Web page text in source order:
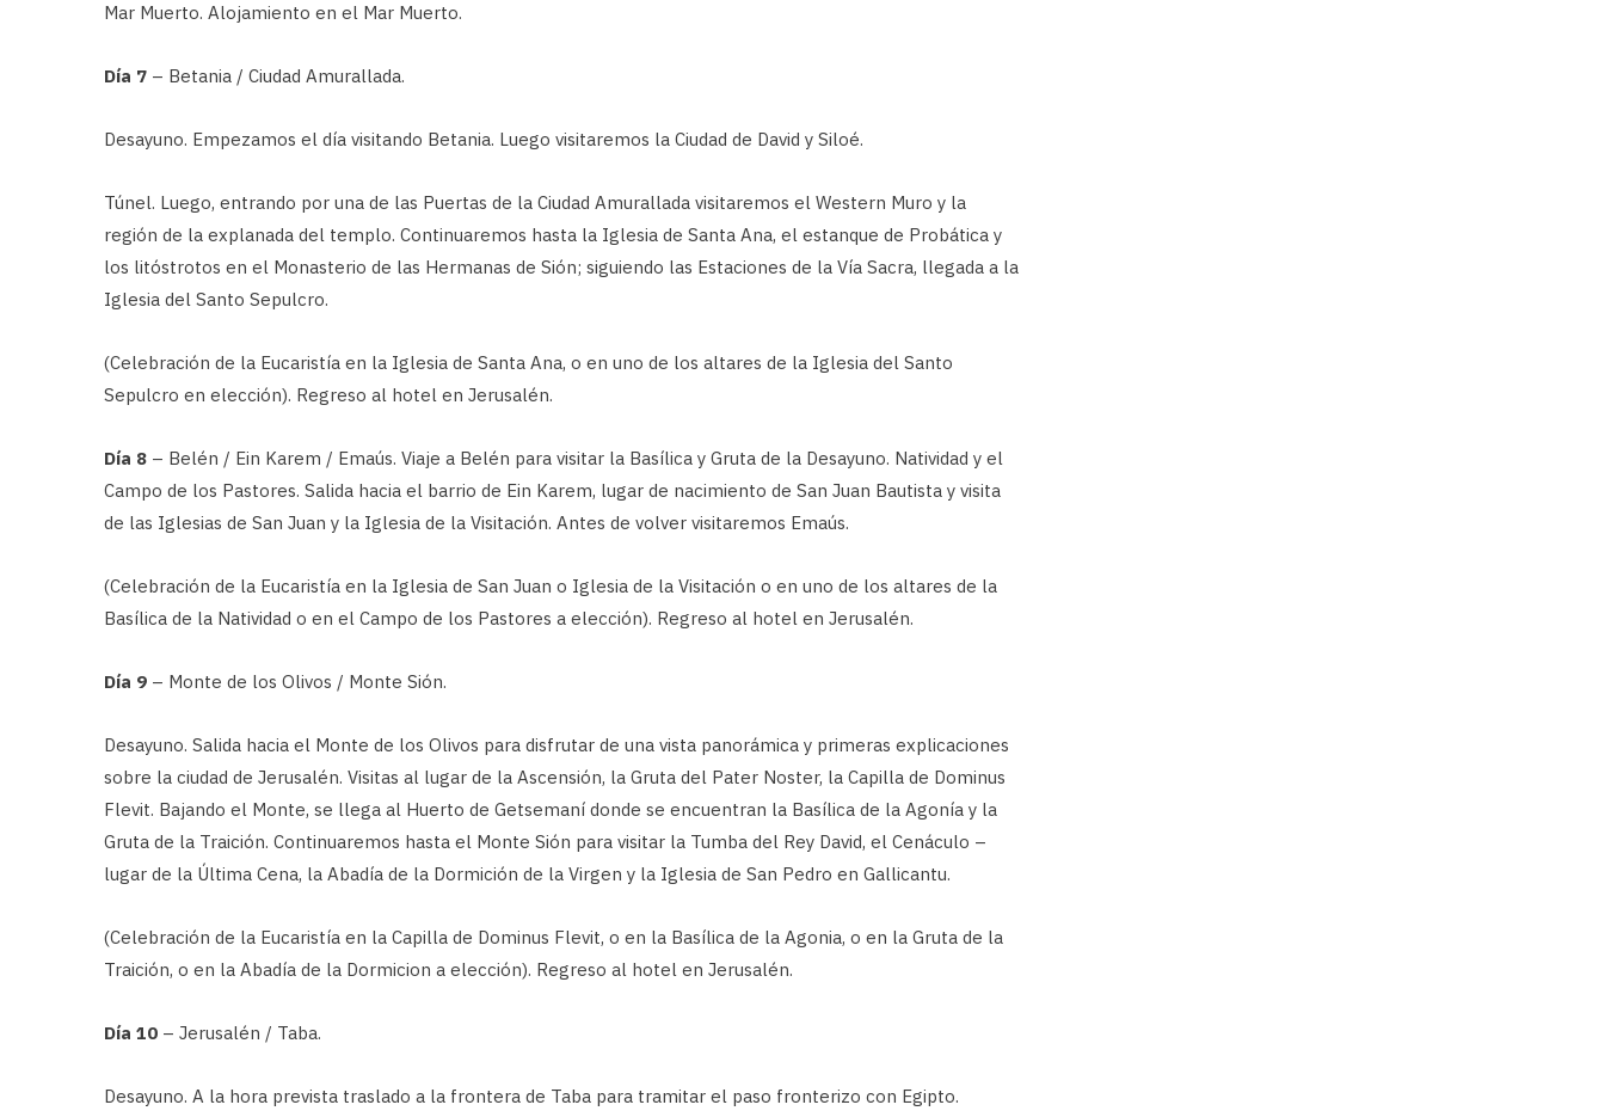
Mar Muerto. Alojamiento en el Mar Muerto.
Día 7 – Betania / Ciudad Amurallada.
Desayuno. Empezamos el día visitando Betania. Luego visitaremos la Ciudad de David y Siloé.
Túnel. Luego, entrando por una de las Puertas de la Ciudad Amurallada visitaremos el Western Muro y la
región de la explanada del templo. Continuaremos hasta la Iglesia de Santa Ana, el estanque de Probática y
los litóstrotos en el Monasterio de las Hermanas de Sión; siguiendo las Estaciones de la Vía Sacra, llegada a la
Iglesia del Santo Sepulcro.
(Celebración de la Eucaristía en la Iglesia de Santa Ana, o en uno de los altares de la Iglesia del Santo
Sepulcro en elección). Regreso al hotel en Jerusalén.
Día 8 – Belén / Ein Karem / Emaús. Viaje a Belén para visitar la Basílica y Gruta de la Desayuno. Natividad y el
Campo de los Pastores. Salida hacia el barrio de Ein Karem, lugar de nacimiento de San Juan Bautista y visita
de las Iglesias de San Juan y la Iglesia de la Visitación. Antes de volver visitaremos Emaús.
(Celebración de la Eucaristía en la Iglesia de San Juan o Iglesia de la Visitación o en uno de los altares de la
Basílica de la Natividad o en el Campo de los Pastores a elección). Regreso al hotel en Jerusalén.
Día 9 – Monte de los Olivos / Monte Sión.
Desayuno. Salida hacia el Monte de los Olivos para disfrutar de una vista panorámica y primeras explicaciones
sobre la ciudad de Jerusalén. Visitas al lugar de la Ascensión, la Gruta del Pater Noster, la Capilla de Dominus
Flevit. Bajando el Monte, se llega al Huerto de Getsemaní donde se encuentran la Basílica de la Agonía y la
Gruta de la Traición. Continuaremos hasta el Monte Sión para visitar la Tumba del Rey David, el Cenáculo –
lugar de la Última Cena, la Abadía de la Dormición de la Virgen y la Iglesia de San Pedro en Gallicantu.
(Celebración de la Eucaristía en la Capilla de Dominus Flevit, o en la Basílica de la Agonia, o en la Gruta de la
Traición, o en la Abadía de la Dormicion a elección). Regreso al hotel en Jerusalén.
Día 10 – Jerusalén / Taba.
Desayuno. A la hora prevista traslado a la frontera de Taba para tramitar el paso fronterizo con Egipto.